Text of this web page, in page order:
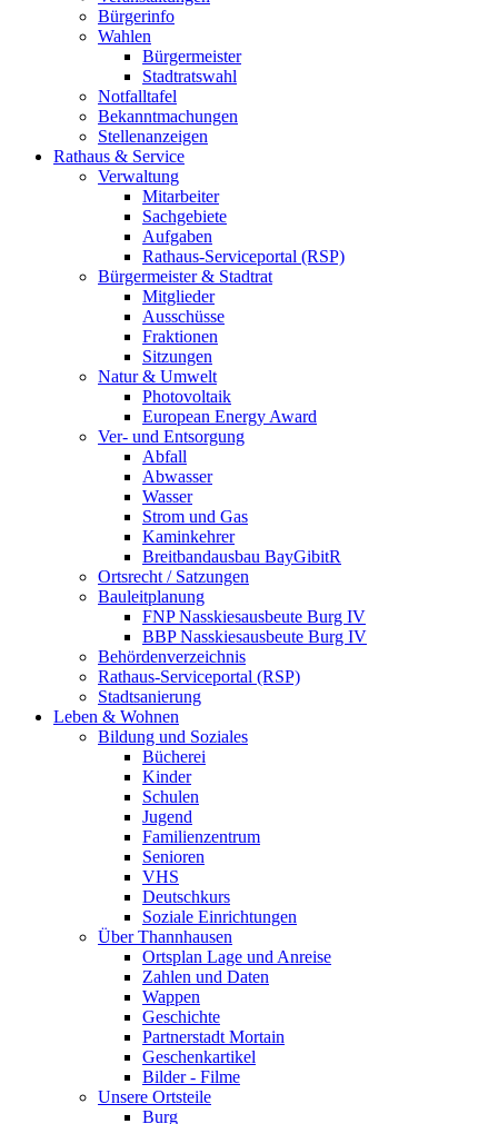
Bürgerinfo
Wahlen
Bürgermeister
Stadtratswahl
Notfalltafel
Bekanntmachungen
Stellenanzeigen
Rathaus & Service
Verwaltung
Mitarbeiter
Sachgebiete
Aufgaben
Rathaus-Serviceportal (RSP)
Bürgermeister & Stadtrat
Mitglieder
Ausschüsse
Fraktionen
Sitzungen
Natur & Umwelt
Photovoltaik
European Energy Award
Ver- und Entsorgung
Abfall
Abwasser
Wasser
Strom und Gas
Kaminkehrer
Breitbandausbau BayGibitR
Ortsrecht / Satzungen
Bauleitplanung
FNP Nasskiesausbeute Burg IV
BBP Nasskiesausbeute Burg IV
Behördenverzeichnis
Rathaus-Serviceportal (RSP)
Stadtsanierung
Leben & Wohnen
Bildung und Soziales
Bücherei
Kinder
Schulen
Jugend
Familienzentrum
Senioren
VHS
Deutschkurs
Soziale Einrichtungen
Über Thannhausen
Ortsplan Lage und Anreise
Zahlen und Daten
Wappen
Geschichte
Partnerstadt Mortain
Geschenkartikel
Bilder - Filme
Unsere Ortsteile
Burg